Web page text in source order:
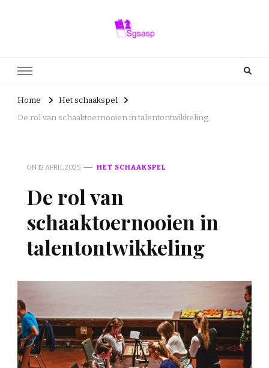
Home
Het schaakspel
De rol van schaaktoernooien in talentontwikkeling
ON12 APRIL 2025 HET SCHAAKSPEL
De rol van
schaaktoernooien in
talentontwikkeling